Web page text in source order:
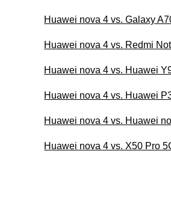
Huawei nova 4 vs. Galaxy
Huawei nova 4 vs. Redmi
Huawei nova 4 vs. Huawei
Huawei nova 4 vs. Huawei
Huawei nova 4 vs. Huawei
Huawei nova 4 vs. X50 Pro